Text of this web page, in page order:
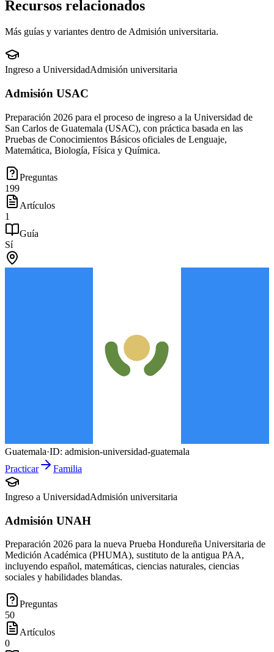
Recursos relacionados
Más guías y variantes dentro de Admisión universitaria.
Ingreso a UniversidadAdmisión universitaria
Admisión USAC
Preparación 2026 para el proceso de ingreso a la Universidad de
San Carlos de Guatemala (USAC), con práctica basada en las
Pruebas de Conocimientos Básicos oficiales de Lenguaje,
Matemática, Biología, Física y Química.
Preguntas
199
Artículos
1
Guía
Sí
Guatemala·ID: admision-universidad-guatemala
Practicar
Familia
Ingreso a UniversidadAdmisión universitaria
Admisión UNAH
Preparación 2026 para la nueva Prueba Hondureña Universitaria de
Medición Académica (PHUMA), sustituto de la antigua PAA,
incluyendo español, matemáticas, ciencias naturales, ciencias
sociales y habilidades blandas.
Preguntas
50
Artículos
0